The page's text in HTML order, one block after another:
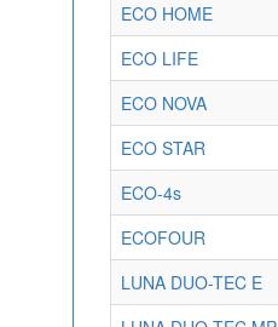
ECO HOME
ECO LIFE
ECO NOVA
ECO STAR
ECO-4s
ECOFOUR
LUNA DUO-TEC E